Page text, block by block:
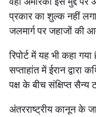
प्रकार का शुल्क नहीं
जलमार्ग पर जहाजों की
रिपोर्ट में यह भी कहा
सप्ताहांत में ईरान
पक्ष के बीच संक्षिप्त
अंतरराष्ट्रीय कानून के